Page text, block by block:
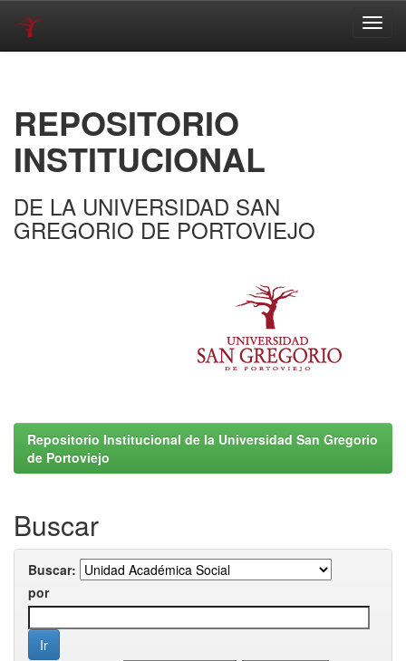
REPOSITORIO
INSTITUCIONAL
DE LA UNIVERSIDAD SAN
GREGORIO DE PORTOVIEJO
Repositorio Institucional de la Universidad San Gregorio
de Portoviejo
Buscar
Buscar:
por